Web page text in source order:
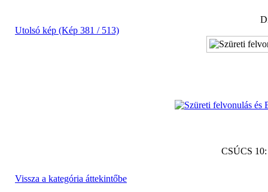
Utolsó kép (Kép 381 / 513)
CSÚCS
Vissza a kategória áttekintőbe